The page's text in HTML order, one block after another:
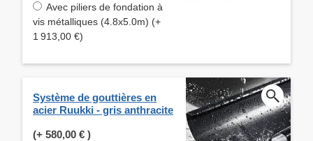
Avec piliers de fondation à
vis métalliques (4.8x5.0m) (+
1 913,00 €)
Système de gouttières en
acier Ruukki - gris anthracite
(+ 580,00 € )